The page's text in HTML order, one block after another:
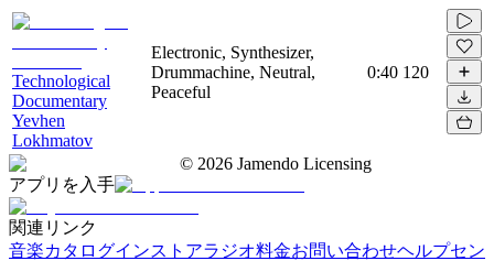
Technological
Documentary
Yevhen
Lokhmatov
Electronic, Synthesizer,
Drummachine, Neutral,
Peaceful
0:40 120
© 2026 Jamendo Licensing
アプリを入手
関連リンク
音楽カタログインストアラジオ料金お問い合わせヘルプセン